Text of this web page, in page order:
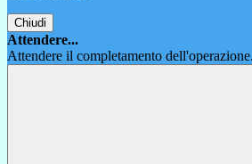
Chiudi
Attendere...
Attendere il completamento